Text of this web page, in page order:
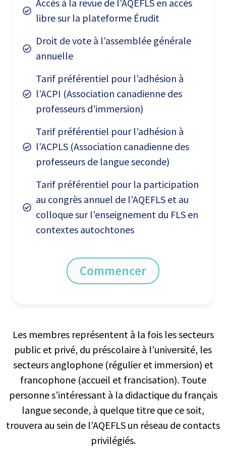
Accès à la revue de l'AQEFLS en accès
libre sur la plateforme Érudit
Droit de vote à l’assemblée générale
annuelle
Tarif préférentiel pour l’adhésion à
l’ACPI (Association canadienne des
professeurs d’immersion)
Tarif préférentiel pour l’adhésion à
l’ACPLS (Association canadienne des
professeurs de langue seconde)
Tarif préférentiel pour la participation
au congrès annuel de l'AQEFLS et au
colloque sur l'enseignement du FLS en
contextes autochtones
Commencer
Les membres représentent à la fois les secteurs
public et privé, du préscolaire à l’université, les
secteurs anglophone (régulier et immersion) et
francophone (accueil et francisation). Toute
personne s’intéressant à la didactique du français
langue seconde, à quelque titre que ce soit,
trouvera au sein de l’AQEFLS un réseau de contacts
privilégiés.